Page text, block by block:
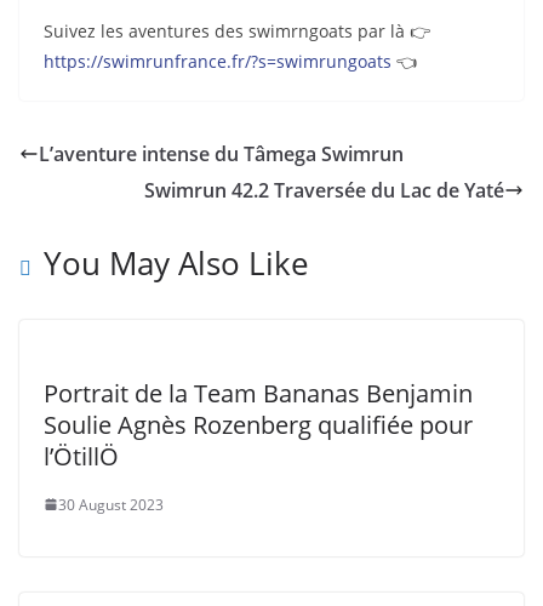
Suivez les aventures des swimrngoats par là 👉
https://swimrunfrance.fr/?s=swimrungoats 👈
L’aventure intense du Tâmega Swimrun
Swimrun 42.2 Traversée du Lac de Yaté
You May Also Like
Portrait de la Team Bananas Benjamin
Soulie Agnès Rozenberg qualifiée pour
l’ÖtillÖ
30 August 2023